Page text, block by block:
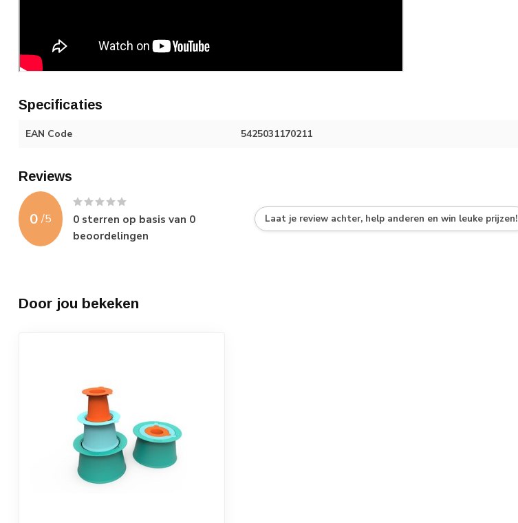
Specificaties
EAN Code 5425031170211
Reviews
0 /5 0 sterren op basis van 0
beoordelingen
Laat je review achter, help anderen en win leuke prijzen!
Door jou bekeken